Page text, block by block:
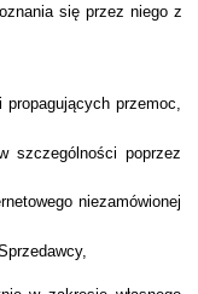
się przez niego z
przemoc,
szczególności poprzez
niezamówionej